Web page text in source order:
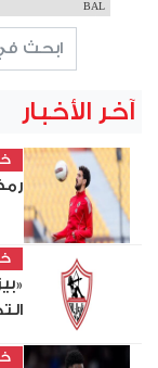
BAL
آخر الأخبار